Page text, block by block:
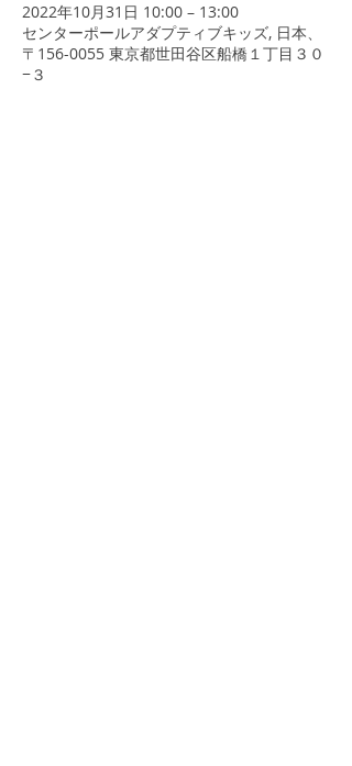
2022年10月31日 10:00 – 13:00
センターポールアダプティブキッズ, 日本、
〒156-0055 東京都世田谷区船橋１丁目３０
−３